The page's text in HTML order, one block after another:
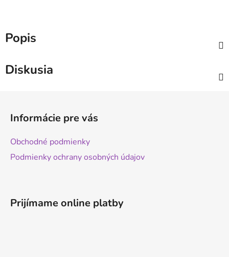
Popis
Diskusia
Informácie pre vás
Obchodné podmienky
Podmienky ochrany osobných údajov
Prijímame online platby